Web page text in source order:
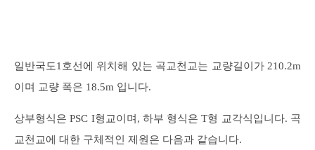
일반국도1호선에 위치해 있는 곡교천교는 교량길이가 210.2m
이며 교량 폭은 18.5m 입니다.
상부형식은 PSC I형교이며, 하부 형식은 T형 교각식입니다. 곡
교천교에 대한 구체적인 제원은 다음과 같습니다.